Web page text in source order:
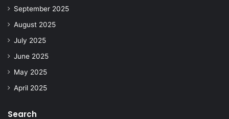
September 2025
August 2025
July 2025
June 2025
May 2025
April 2025
Search